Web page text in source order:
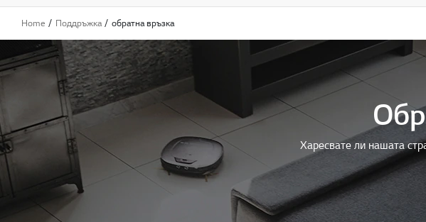
Home Поддръжка обратна връзка
Харесвате ли нашата